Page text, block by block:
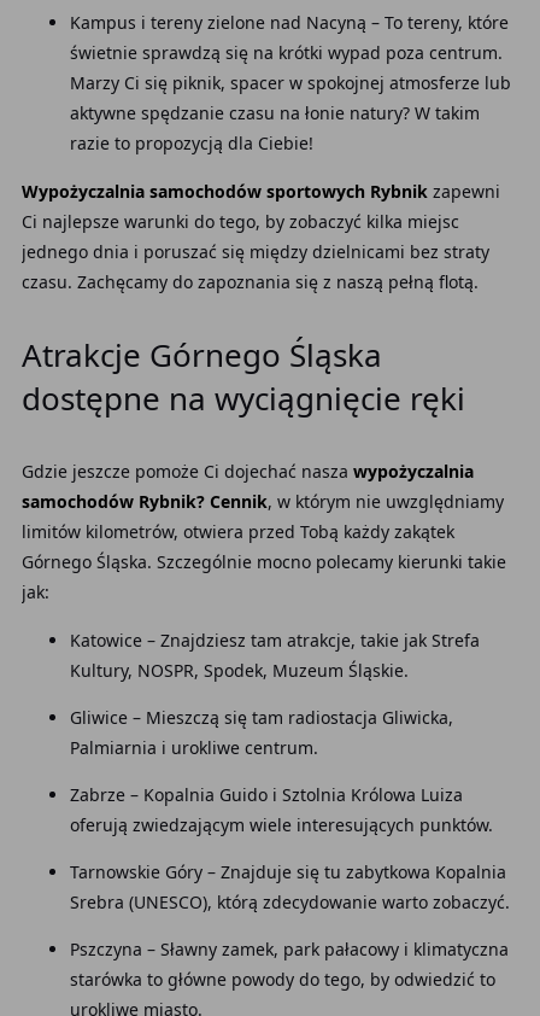
Kampus i tereny zielone nad Nacyną – To tereny, które
świetnie sprawdzą się na krótki wypad poza centrum.
Marzy Ci się piknik, spacer w spokojnej atmosferze lub
aktywne spędzanie czasu na łonie natury? W takim
razie to propozycją dla Ciebie!
Wypożyczalnia samochodów sportowych Rybnik zapewni
Ci najlepsze warunki do tego, by zobaczyć kilka miejsc
jednego dnia i poruszać się między dzielnicami bez straty
czasu. Zachęcamy do zapoznania się z naszą pełną flotą.
Atrakcje Górnego Śląska
dostępne na wyciągnięcie ręki
Gdzie jeszcze pomoże Ci dojechać nasza wypożyczalnia
samochodów Rybnik? Cennik, w którym nie uwzględniamy
limitów kilometrów, otwiera przed Tobą każdy zakątek
Górnego Śląska. Szczególnie mocno polecamy kierunki takie
jak:
Katowice – Znajdziesz tam atrakcje, takie jak Strefa
Kultury, NOSPR, Spodek, Muzeum Śląskie.
Gliwice – Mieszczą się tam radiostacja Gliwicka,
Palmiarnia i urokliwe centrum.
Zabrze – Kopalnia Guido i Sztolnia Królowa Luiza
oferują zwiedzającym wiele interesujących punktów.
Tarnowskie Góry – Znajduje się tu zabytkowa Kopalnia
Srebra (UNESCO), którą zdecydowanie warto zobaczyć.
Pszczyna – Sławny zamek, park pałacowy i klimatyczna
starówka to główne powody do tego, by odwiedzić to
urokliwe miasto.